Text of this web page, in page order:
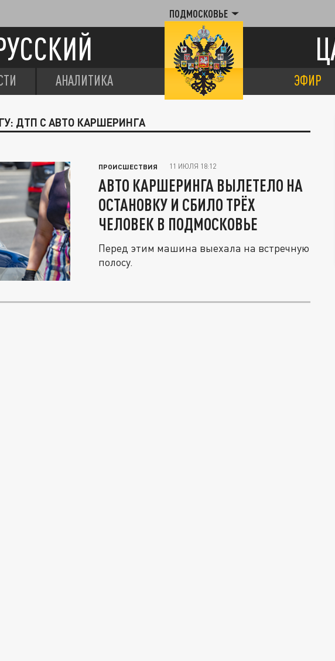
ПОДМОСКОВЬЕ
АНАЛИТИКА ЭФИР
ДТП С АВТО КАРШЕРИНГА
ПРОИСШЕСТВИЯ 11 ИЮЛЯ 18:12
АВТО КАРШЕРИНГА ВЫЛЕТЕЛО НА
ОСТАНОВКУ И СБИЛО ТРЁХ
ЧЕЛОВЕК В ПОДМОСКОВЬЕ
Перед этим машина выехала на встречную
полосу.